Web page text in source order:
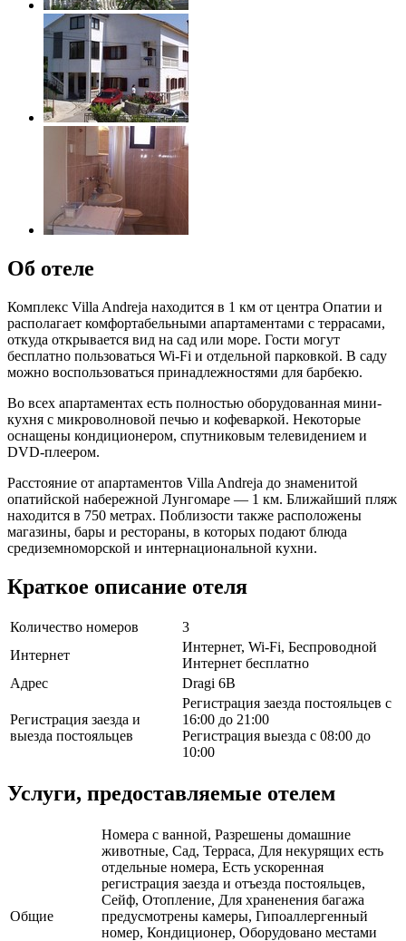
Об отеле
Комплекс Villa Andreja находится в 1 км от центра Опатии и
располагает комфортабельными апартаментами с террасами,
откуда открывается вид на сад или море. Гости могут
бесплатно пользоваться Wi-Fi и отдельной парковкой. В саду
можно воспользоваться принадлежностями для барбекю.
Во всех апартаментах есть полностью оборудованная мини-
кухня с микроволновой печью и кофеваркой. Некоторые
оснащены кондиционером, спутниковым телевидением и
DVD-плеером.
Расстояние от апартаментов Villa Andreja до знаменитой
опатийской набережной Лунгомаре — 1 км. Ближайший пляж
находится в 750 метрах. Поблизости также расположены
магазины, бары и рестораны, в которых подают блюда
средиземноморской и интернациональной кухни.
Краткое описание отеля
Количество номеров
3
Интернет
Интернет, Wi-Fi, Беспроводной
Интернет бесплатно
Адрес
Dragi 6B
Регистрация заезда и
выезда постояльцев
Регистрация заезда постояльцев с
16:00 до 21:00
Регистрация выезда с 08:00 до
10:00
Услуги, предоставляемые отелем
Общие
Номера с ванной, Разрешены домашние
животные, Сад, Терраса, Для некурящих есть
отдельные номера, Есть ускоренная
регистрация заезда и отъезда постояльцев,
Сейф, Отопление, Для храненения багажа
предусмотрены камеры, Гипоаллергенный
номер, Кондиционер, Оборудовано местами